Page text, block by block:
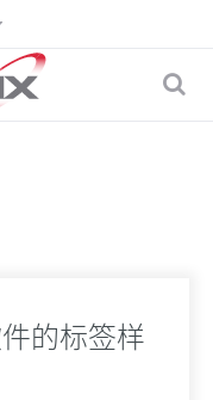
的标签样